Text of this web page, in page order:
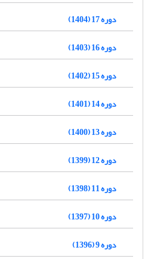
دوره 17 (1404)
دوره 16 (1403)
دوره 15 (1402)
دوره 14 (1401)
دوره 13 (1400)
دوره 12 (1399)
دوره 11 (1398)
دوره 10 (1397)
دوره 9 (1396)